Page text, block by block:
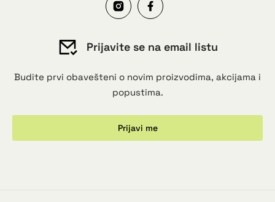
Prijavite se na email listu
Budite prvi obavešteni o novim proizvodima, akcijama i
popustima.
Prijavi me